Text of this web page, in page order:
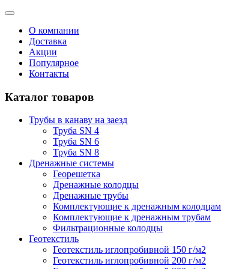
О компании
Доставка
Акции
Популярное
Контакты
Каталог товаров
Трубы в канаву на заезд
Труба SN 4
Труба SN 6
Труба SN 8
Дренажные системы
Георешетка
Дренажные колодцы
Дренажные трубы
Комплектующие к дренажным колодцам
Комплектующие к дренажным трубам
Фильтрационные колодцы
Геотекстиль
Геотекстиль иглопробивной 150 г/м2
Геотекстиль иглопробивной 200 г/м2